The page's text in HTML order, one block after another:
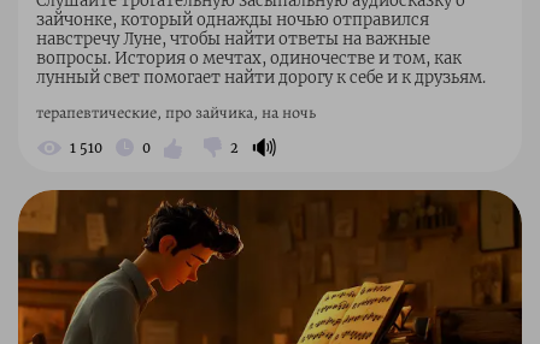
зайчонке, который однажды ночью отправился
навстречу Луне, чтобы найти ответы на важные
вопросы. История о мечтах, одиночестве и том, как
лунный свет помогает найти дорогу к себе и к друзьям.
терапевтические, про зайчика, на ночь
1 510 0 2 🔊